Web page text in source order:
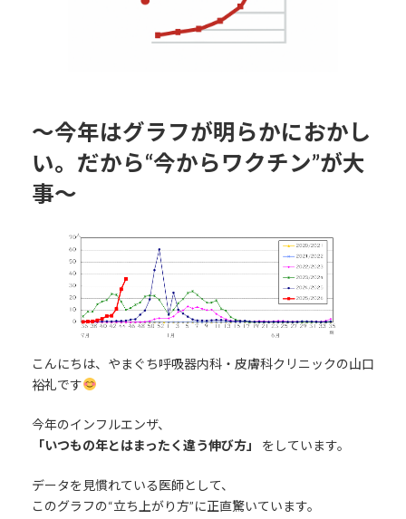
〜今年はグラフが明らかにおかし
い。だから“今からワクチン”が大
事〜
こんにちは、やまぐち呼吸器内科・皮膚科クリニックの山口
裕礼です
今年のインフルエンザ、
「いつもの年とはまったく違う伸び方」
をしています。
データを見慣れている医師として、
このグラフの“立ち上がり方”に正直驚いています。